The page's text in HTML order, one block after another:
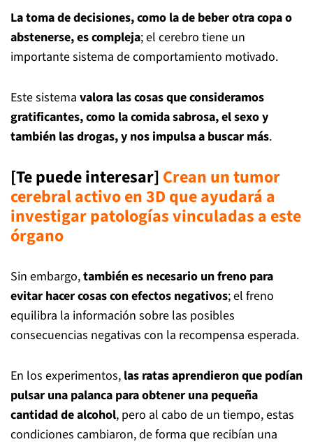
La toma de decisiones, como la de beber otra copa o
abstenerse, es compleja; el cerebro tiene un
importante sistema de comportamiento motivado.
Este sistema valora las cosas que consideramos
gratificantes, como la comida sabrosa, el sexo y
también las drogas, y nos impulsa a buscar más.
[Te puede interesar] Crean un tumor
cerebral activo en 3D que ayudará a
investigar patologías vinculadas a este
órgano
Sin embargo,también es necesario un freno para
evitar hacer cosas con efectos negativos; el freno
equilibra la información sobre las posibles
consecuencias negativas con la recompensa esperada.
En los experimentos, las ratas aprendieron que podían
pulsar una palanca para obtener una pequeña
cantidad de alcohol, pero al cabo de un tiempo, estas
condiciones cambiaron, de forma que recibían una